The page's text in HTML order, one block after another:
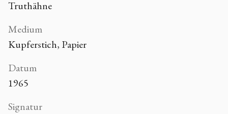
Truthähne
Medium
Kupferstich, Papier
Datum
1965
Signatur